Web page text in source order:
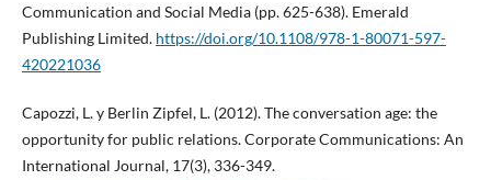
Communication and Social Media (pp. 625-638). Emerald
Publishing Limited. https://doi.org/10.1108/978-1-80071-597-
420221036
Capozzi, L. y Berlin Zipfel, L. (2012). The conversation age: the
opportunity for public relations. Corporate Communications: An
International Journal, 17(3), 336-349.